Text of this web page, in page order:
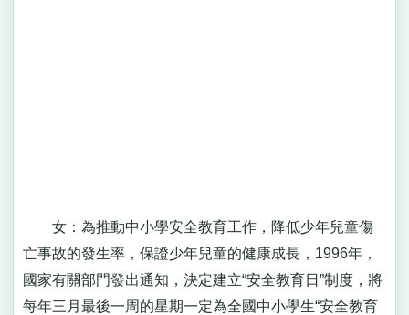
女：為推動中小學安全教育工作，降低少年兒童傷
亡事故的發生率，保證少年兒童的健康成長，1996年，
國家有關部門發出通知，決定建立“安全教育日”制度，將
每年三月最後一周的星期一定為全國中小學生“安全教育